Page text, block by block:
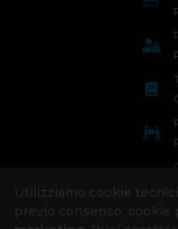
Utilizziamo cookie
previo consenso, cookie